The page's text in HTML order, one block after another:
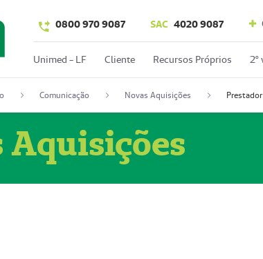
0800 970 9087 SAC 4020 9087
Unimed - LF Cliente Recursos Próprios 2º
Comunicação Novas Aquisições
Aquisições